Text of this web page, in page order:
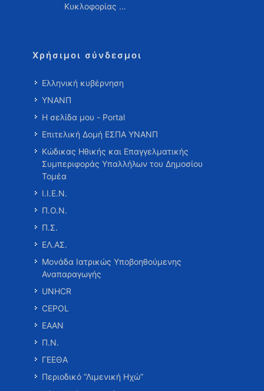
Κυκλοφορίας …
Χρήσιμοι σύνδεσμοι
Ελληνική κυβέρνηση
ΥΝΑΝΠ
Η σελίδα μου - Portal
Επιτελική Δομή ΕΣΠΑ ΥΝΑΝΠ
Κώδικας Ηθικής και Επαγγελματικής
Συμπεριφοράς Υπαλλήλων του Δημοσίου
Τομέα
Ι.Ι.Ε.Ν.
Π.Ο.Ν.
Π.Σ.
ΕΛ.ΑΣ.
Μονάδα Ιατρικώς Υποβοηθούμενης
Αναπαραγωγής
UNHCR
CEPOL
ΕΑΑΝ
Π.Ν.
ΓΕΕΘΑ
Περιοδικό “Λιμενική Ηχώ”